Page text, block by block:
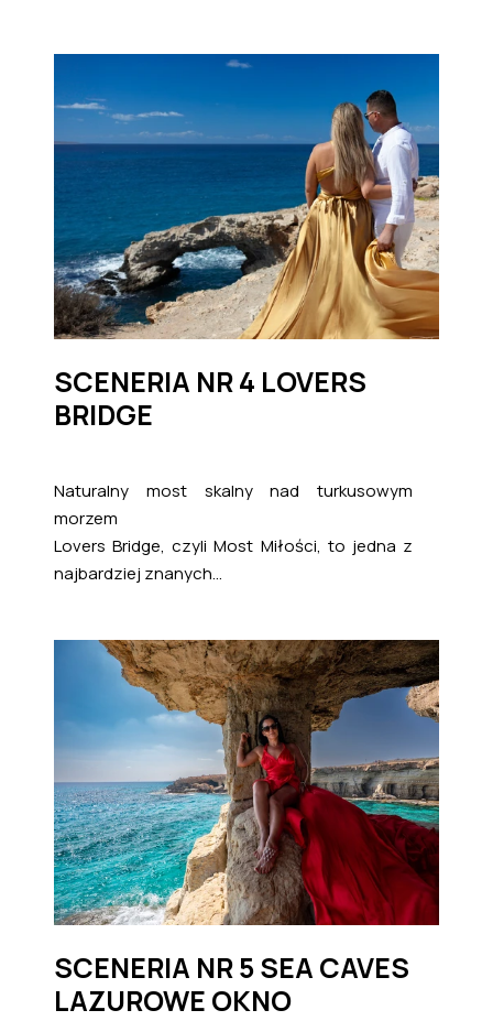
SCENERIA NR 4 LOVERS
BRIDGE
Naturalny most skalny nad turkusowym
morzem
Lovers Bridge, czyli Most Miłości, to jedna z
najbardziej znanych...
SCENERIA NR 5 SEA CAVES
LAZUROWE OKNO